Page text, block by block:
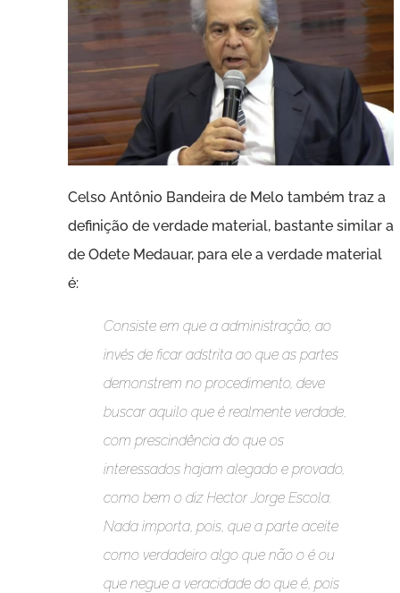
Celso Antônio Bandeira de Melo também traz a
definição de verdade material, bastante similar a
de Odete Medauar, para ele a verdade material
é:
Consiste em que a administração, ao
invés de ficar adstrita ao que as partes
demonstrem no procedimento, deve
buscar aquilo que é realmente verdade,
com prescindência do que os
interessados hajam alegado e provado,
como bem o diz Hector Jorge Escola.
Nada importa, pois, que a parte aceite
como verdadeiro algo que não o é ou
que negue a veracidade do que é, pois